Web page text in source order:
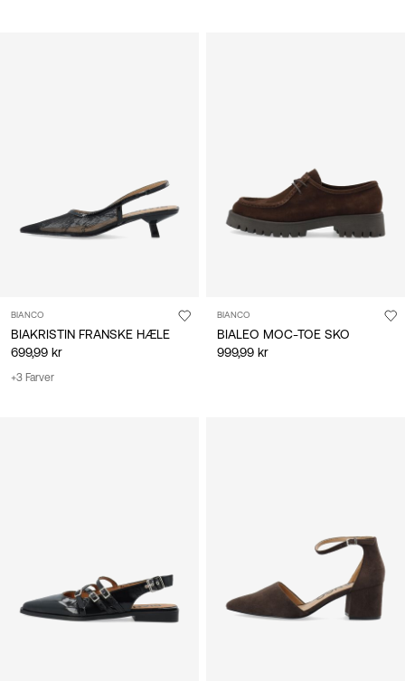
BIANCO
BIAKRISTIN FRANSKE HÆLE
699,99 kr
+3 Farver
BIANCO
BIALEO MOC-TOE SKO
999,99 kr